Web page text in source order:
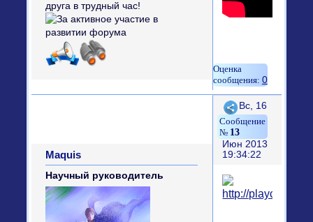
0
Поделиться
13
Вс, 16
Июн 2013
19:34:22
Maquis
Научный руководитель